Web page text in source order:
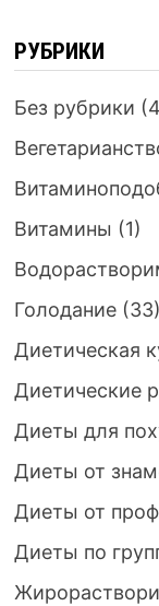
РУБРИКИ
Без рубрики
Витамины (1)
Голодание(33)
Диетическая
Диетические
Диеты для
Диеты от
Диеты от
Диеты по